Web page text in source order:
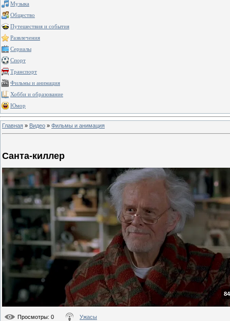
Музыка
Общество
Путешествия и события
Развлечения
Сериалы
Спорт
Транспорт
Фильмы и анимация
Хобби и образование
Юмор
Главная » Видео » Фильмы и анимация
Санта-киллер
Просмотры: 0 Ужасы